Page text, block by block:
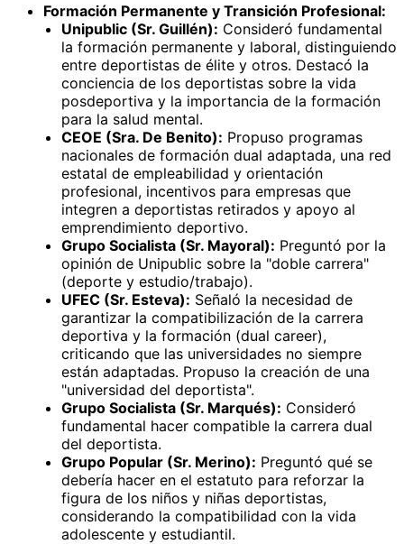
Formación Permanente y Transición Profesional:
Unipublic (Sr. Guillén): Consideró fundamental
la formación permanente y laboral, distinguiendo
entre deportistas de élite y otros. Destacó la
conciencia de los deportistas sobre la vida
posdeportiva y la importancia de la formación
para la salud mental.
CEOE (Sra. De Benito): Propuso programas
nacionales de formación dual adaptada, una red
estatal de empleabilidad y orientación
profesional, incentivos para empresas que
integren a deportistas retirados y apoyo al
emprendimiento deportivo.
Grupo Socialista (Sr. Mayoral): Preguntó por la
opinión de Unipublic sobre la "doble carrera"
(deporte y estudio/trabajo).
UFEC (Sr. Esteva): Señaló la necesidad de
garantizar la compatibilización de la carrera
deportiva y la formación (dual career),
criticando que las universidades no siempre
están adaptadas. Propuso la creación de una
"universidad del deportista".
Grupo Socialista (Sr. Marqués): Consideró
fundamental hacer compatible la carrera dual
del deportista.
Grupo Popular (Sr. Merino): Preguntó qué se
debería hacer en el estatuto para reforzar la
figura de los niños y niñas deportistas,
considerando la compatibilidad con la vida
adolescente y estudiantil.